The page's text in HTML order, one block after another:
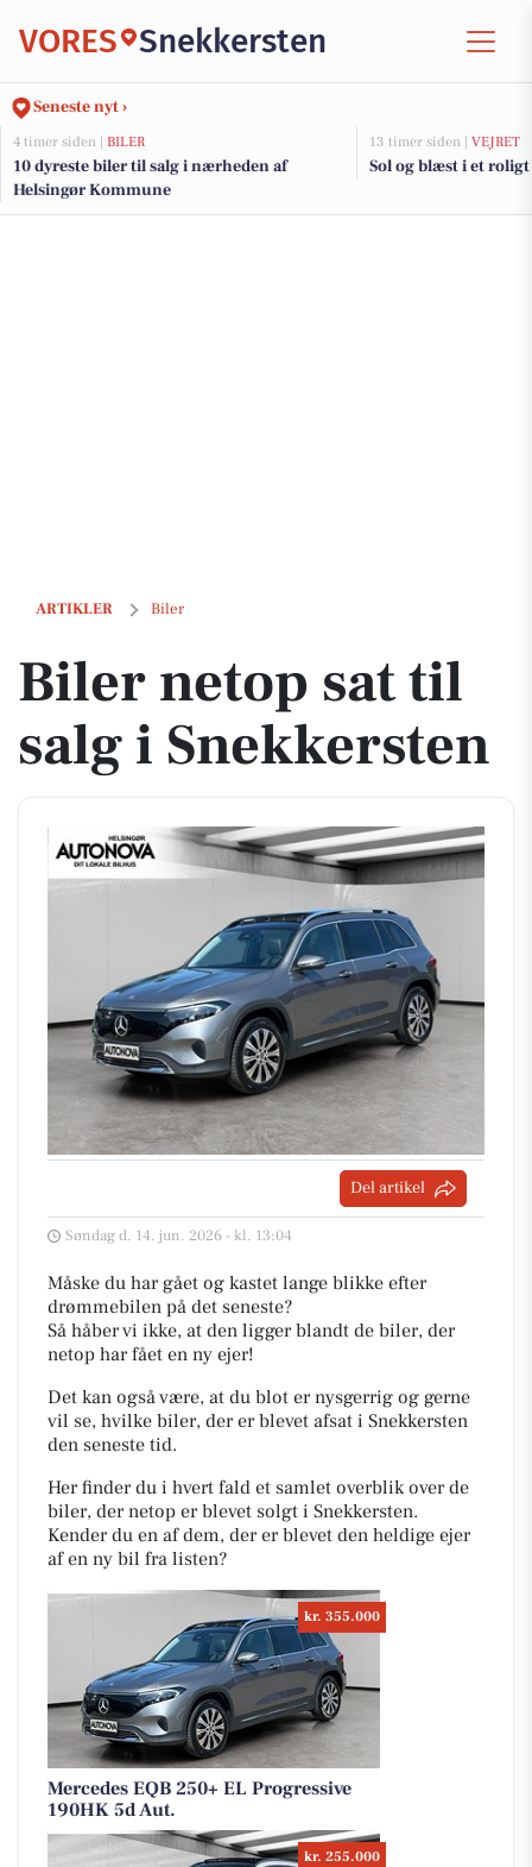
VORES Snekkersten
Seneste nyt ›
4 timer siden | BILER
10 dyreste biler til salg i nærheden af
Helsingør Kommune
13 timer siden | VEJRET
Sol og blæst i et
ARTIKLER Biler
Biler netop sat til salg i Snekkersten
Biler netop sat til
salg i Snekkersten
Del artikel
Søndag d. 14. jun. 2026 - kl. 13:04
Måske du har gået og kastet lange blikke efter
drømmebilen på det seneste?
Så håber vi ikke, at den ligger blandt de biler, der
netop har fået en ny ejer!
Det kan også være, at du blot er nysgerrig og gerne
vil se, hvilke biler, der er blevet afsat i Snekkersten
den seneste tid.
Her finder du i hvert fald et samlet overblik over de
biler, der netop er blevet solgt i Snekkersten.
Kender du en af dem, der er blevet den heldige ejer
af en ny bil fra listen?
kr. 355.000
Mercedes EQB 250+ EL Progressive
190HK 5d Aut.
kr. 255.000